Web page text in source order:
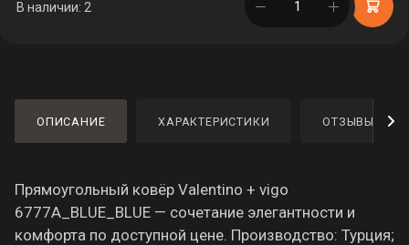
В наличии: 2 в корзине
ОПИСАНИЕ ХАРАКТЕРИСТИКИ ОТЗЫВЫ
Прямоугольный ковёр Valentino + vigo
6777A_BLUE_BLUE — сочетание элегантности и
комфорта по доступной цене. Производство: Турция;